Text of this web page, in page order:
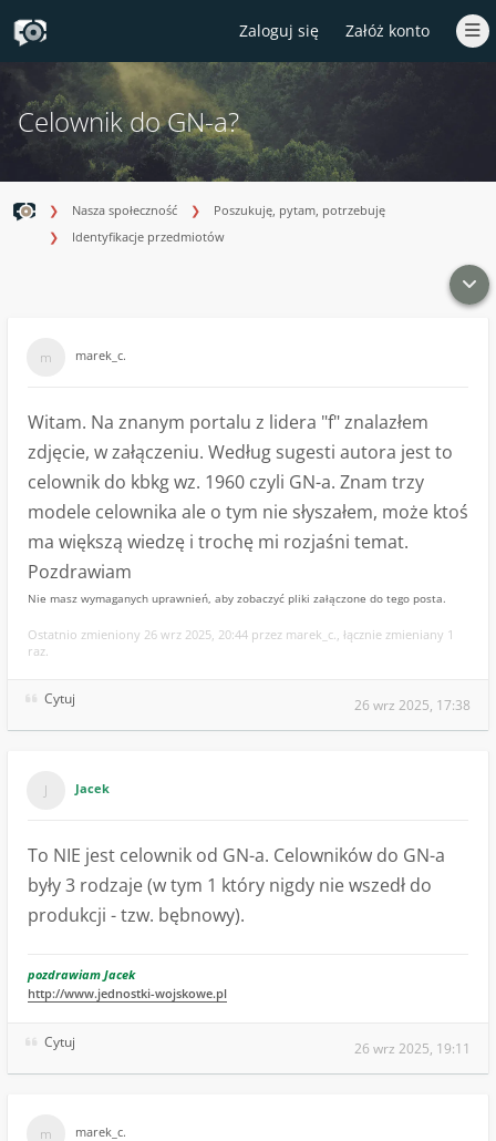
Zaloguj się Załóż konto
Celownik do GN-a?
Nasza społeczność
Poszukuję, pytam, potrzebuję
Identyfikacje przedmiotów
marek_c.
Witam. Na znanym portalu z lidera "f" znalazłem
zdjęcie, w załączeniu. Według sugesti autora jest to
celownik do kbkg wz. 1960 czyli GN-a. Znam trzy
modele celownika ale o tym nie słyszałem, może ktoś
ma większą wiedzę i trochę mi rozjaśni temat.
Pozdrawiam
Nie masz wymaganych uprawnień, aby zobaczyć pliki załączone do tego posta.
Ostatnio zmieniony 26 wrz 2025, 20:44 przez marek_c., łącznie zmieniany 1
raz.
Cytuj 26 wrz 2025, 17:38
Jacek
To NIE jest celownik od GN-a. Celowników do GN-a
były 3 rodzaje (w tym 1 który nigdy nie wszedł do
produkcji - tzw. bębnowy).
pozdrawiam Jacek
http://www.jednostki-wojskowe.pl
Cytuj 26 wrz 2025, 19:11
marek_c.